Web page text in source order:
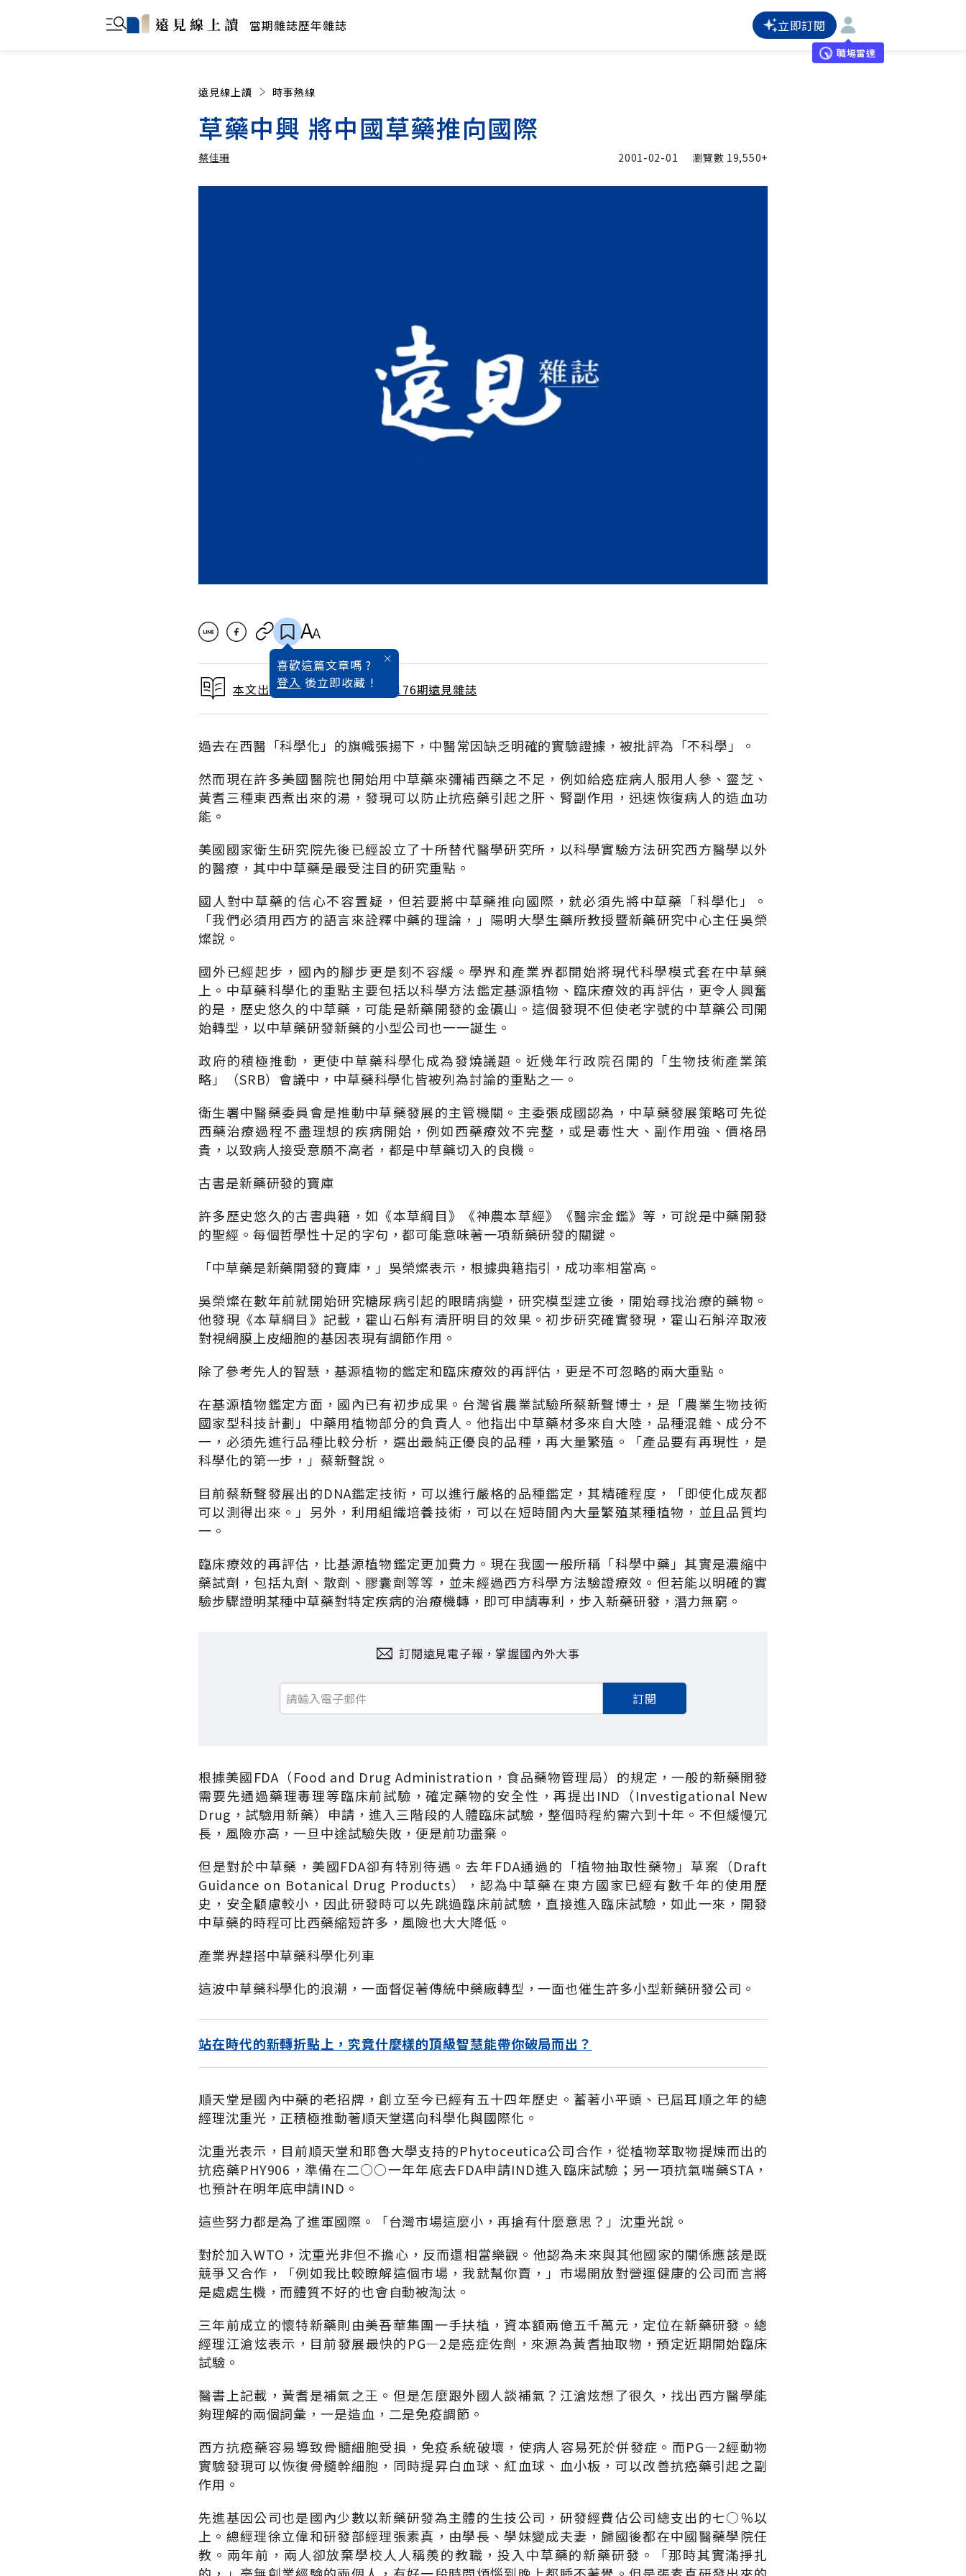
當期雜誌歷年雜誌 立即訂閱
職場雷達
遠見線上讀 時事熱線
草藥中興 將中國草藥推向國際
蔡佳珊 2001-02-01 瀏覽數 19,550+
喜歡這篇文章嗎 ?
登入 後立即收藏 !
本文出自 2001 / 2月號雜誌 第176期遠見雜誌
過去在西醫「科學化」的旗幟張揚下，中醫常因缺乏明確的實驗證據，被批評為「不科學」。
然而現在許多美國醫院也開始用中草藥來彌補西藥之不足，例如給癌症病人服用人參、靈芝、
黃耆三種東西煮出來的湯，發現可以防止抗癌藥引起之肝、腎副作用，迅速恢復病人的造血功
能。
美國國家衛生研究院先後已經設立了十所替代醫學研究所，以科學實驗方法研究西方醫學以外
的醫療，其中中草藥是最受注目的研究重點。
國人對中草藥的信心不容置疑，但若要將中草藥推向國際，就必須先將中草藥「科學化」。
「我們必須用西方的語言來詮釋中藥的理論，」陽明大學生藥所教授暨新藥研究中心主任吳榮
燦說。
國外已經起步，國內的腳步更是刻不容緩。學界和產業界都開始將現代科學模式套在中草藥
上。中草藥科學化的重點主要包括以科學方法鑑定基源植物、臨床療效的再評估，更令人興奮
的是，歷史悠久的中草藥，可能是新藥開發的金礦山。這個發現不但使老字號的中草藥公司開
始轉型，以中草藥研發新藥的小型公司也一一誕生。
政府的積極推動，更使中草藥科學化成為發燒議題。近幾年行政院召開的「生物技術產業策
略」（SRB）會議中，中草藥科學化皆被列為討論的重點之一。
衛生署中醫藥委員會是推動中草藥發展的主管機關。主委張成國認為，中草藥發展策略可先從
西藥治療過程不盡理想的疾病開始，例如西藥療效不完整，或是毒性大、副作用強、價格昂
貴，以致病人接受意願不高者，都是中草藥切入的良機。
古書是新藥研發的寶庫
許多歷史悠久的古書典籍，如《本草綱目》《神農本草經》《醫宗金鑑》等，可說是中藥開發
的聖經。每個哲學性十足的字句，都可能意味著一項新藥研發的關鍵。
「中草藥是新藥開發的寶庫，」吳榮燦表示，根據典籍指引，成功率相當高。
吳榮燦在數年前就開始研究糖尿病引起的眼睛病變，研究模型建立後，開始尋找治療的藥物。
他發現《本草綱目》記載，霍山石斛有清肝明目的效果。初步研究確實發現，霍山石斛淬取液
對視網膜上皮細胞的基因表現有調節作用。
除了參考先人的智慧，基源植物的鑑定和臨床療效的再評估，更是不可忽略的兩大重點。
在基源植物鑑定方面，國內已有初步成果。台灣省農業試驗所蔡新聲博士，是「農業生物技術
國家型科技計劃」中藥用植物部分的負責人。他指出中草藥材多來自大陸，品種混雜、成分不
一，必須先進行品種比較分析，選出最純正優良的品種，再大量繁殖。「產品要有再現性，是
科學化的第一步，」蔡新聲說。
目前蔡新聲發展出的DNA鑑定技術，可以進行嚴格的品種鑑定，其精確程度，「即使化成灰都
可以測得出來。」另外，利用組織培養技術，可以在短時間內大量繁殖某種植物，並且品質均
一。
臨床療效的再評估，比基源植物鑑定更加費力。現在我國一般所稱「科學中藥」其實是濃縮中
藥試劑，包括丸劑、散劑、膠囊劑等等，並未經過西方科學方法驗證療效。但若能以明確的實
驗步驟證明某種中草藥對特定疾病的治療機轉，即可申請專利，步入新藥研發，潛力無窮。
訂閱遠見電子報，掌握國內外大事
訂閱
根據美國FDA（Food and Drug Administration，食品藥物管理局）的規定，一般的新藥開發
需要先通過藥理毒理等臨床前試驗，確定藥物的安全性，再提出IND（Investigational New
Drug，試驗用新藥）申請，進入三階段的人體臨床試驗，整個時程約需六到十年。不但緩慢冗
長，風險亦高，一旦中途試驗失敗，便是前功盡棄。
但是對於中草藥，美國FDA卻有特別待遇。去年FDA通過的「植物抽取性藥物」草案（Draft
Guidance on Botanical Drug Products），認為中草藥在東方國家已經有數千年的使用歷
史，安全顧慮較小，因此研發時可以先跳過臨床前試驗，直接進入臨床試驗，如此一來，開發
中草藥的時程可比西藥縮短許多，風險也大大降低。
產業界趕搭中草藥科學化列車
這波中草藥科學化的浪潮，一面督促著傳統中藥廠轉型，一面也催生許多小型新藥研發公司。
站在時代的新轉折點上，究竟什麼樣的頂級智慧能帶你破局而出？
順天堂是國內中藥的老招牌，創立至今已經有五十四年歷史。蓄著小平頭、已屆耳順之年的總
經理沈重光，正積極推動著順天堂邁向科學化與國際化。
沈重光表示，目前順天堂和耶魯大學支持的Phytoceutica公司合作，從植物萃取物提煉而出的
抗癌藥PHY906，準備在二○○一年年底去FDA申請IND進入臨床試驗；另一項抗氣喘藥STA，
也預計在明年底申請IND。
這些努力都是為了進軍國際。「台灣市場這麼小，再搶有什麼意思？」沈重光說。
對於加入WTO，沈重光非但不擔心，反而還相當樂觀。他認為未來與其他國家的關係應該是既
競爭又合作，「例如我比較瞭解這個市場，我就幫你賣，」市場開放對營運健康的公司而言將
是處處生機，而體質不好的也會自動被淘汰。
三年前成立的懷特新藥則由美吾華集團一手扶植，資本額兩億五千萬元，定位在新藥研發。總
經理江滄炫表示，目前發展最快的PG—2是癌症佐劑，來源為黃耆抽取物，預定近期開始臨床
試驗。
醫書上記載，黃耆是補氣之王。但是怎麼跟外國人談補氣？江滄炫想了很久，找出西方醫學能
夠理解的兩個詞彙，一是造血，二是免疫調節。
西方抗癌藥容易導致骨髓細胞受損，免疫系統破壞，使病人容易死於併發症。而PG—2經動物
實驗發現可以恢復骨髓幹細胞，同時提昇白血球、紅血球、血小板，可以改善抗癌藥引起之副
作用。
先進基因公司也是國內少數以新藥研發為主體的生技公司，研發經費佔公司總支出的七○％以
上。總經理徐立偉和研發部經理張素真，由學長、學妹變成夫妻，歸國後都在中國醫藥學院任
教。兩年前，兩人卻放棄學校人人稱羨的教職，投入中草藥的新藥研發。「那時其實滿掙扎